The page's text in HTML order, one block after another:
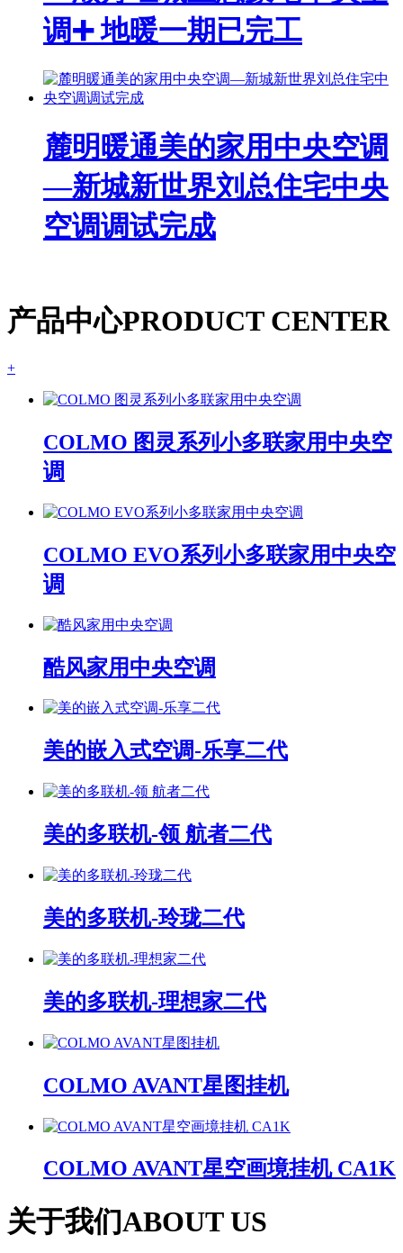
调➕ 地暖一期已完工
麓明暖通美的家用中央空调
—新城新世界刘总住宅中央
空调调试完成
产品中心PRODUCT CENTER
+
COLMO 图灵系列小多联家用中央空
调
COLMO EVO系列小多联家用中央空
调
酷风家用中央空调
美的嵌入式空调-乐享二代
美的多联机-领 航者二代
美的多联机-玲珑二代
美的多联机-理想家二代
COLMO AVANT星图挂机
COLMO AVANT星空画境挂机 CA1K
关于我们ABOUT US